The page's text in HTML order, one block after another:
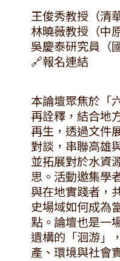
王俊秀教授（清
林曉薇教授（中
吳慶泰研究員（
🔗報名連結
本論壇聚焦於「
再詮釋，結合地
再生，透過文件
對談，串聯高雄
並拓展對於水資
思。活動邀集學
與在地實踐者，
史場域如何成為
點。論壇也是一
遺構的「洄游」
產、環境與社會